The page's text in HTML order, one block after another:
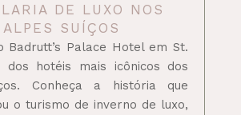
DE LUXO NOS
ALPES SUÍÇOS
Badrutt’s Palace Hotel em St.
dos hotéis mais icônicos dos
Conheça a história que
o turismo de inverno de luxo,